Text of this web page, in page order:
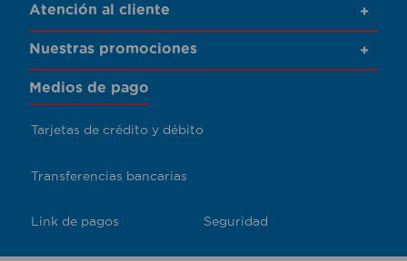
Atención al cliente +
Nuestras promociones +
Medios de pago
Tarjetas de crédito y débito
Transferencias bancarias
Link de pagos Seguridad